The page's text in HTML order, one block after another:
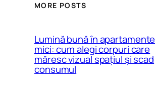
MORE POSTS
Lumină bună în apartamente
mici: cum alegi corpuri care
măresc vizual spațiul și scad
consumul